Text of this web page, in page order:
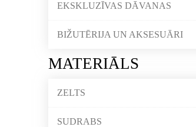
EKSKLUZĪVAS DĀVANAS
BIŽUTĒRIJA UN AKSESUĀRI
MATERIĀLS
ZELTS
SUDRABS